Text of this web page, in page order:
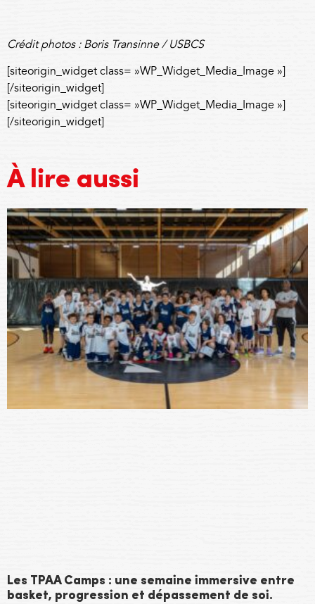
Crédit photos : Boris Transinne / USBCS
[siteorigin_widget class= »WP_Widget_Media_Image »]
[/siteorigin_widget]
[siteorigin_widget class= »WP_Widget_Media_Image »]
[/siteorigin_widget]
À lire aussi
Les TPAA Camps : une semaine immersive entre
basket, progression et dépassement de soi.